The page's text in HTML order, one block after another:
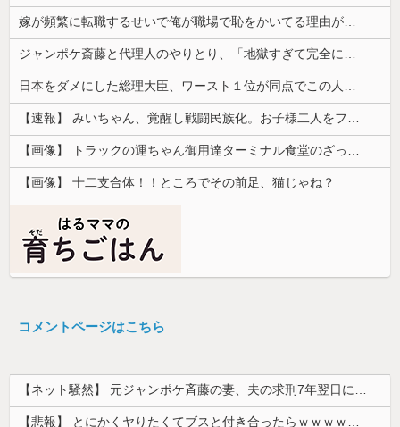
【画像】 十二支合体！！ところでその前足、猫じゃね？
コメントページはこちら